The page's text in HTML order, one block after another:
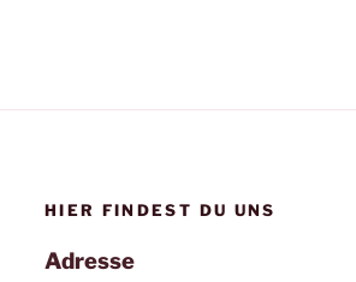
HIER FINDEST DU UNS
Adresse